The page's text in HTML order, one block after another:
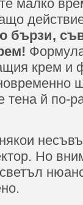
малко
бързи,
крем и
тена й по-
Но